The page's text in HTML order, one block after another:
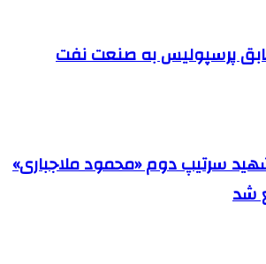
پرسپولیس به صنعت نفت
سرتیپ دوم «محمود ملاجباری»
شد